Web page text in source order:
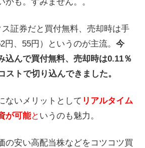
かも。すみません。。
証券だと買付無料、売却時は手
円、55円）というのが主流。 今
込んで買付無料、売却時は0.11％
ストで切り込んできました。
ないメリットとして リアルタイム
が可能と いうのも魅力。
の安い高配当株などをコツコツ買